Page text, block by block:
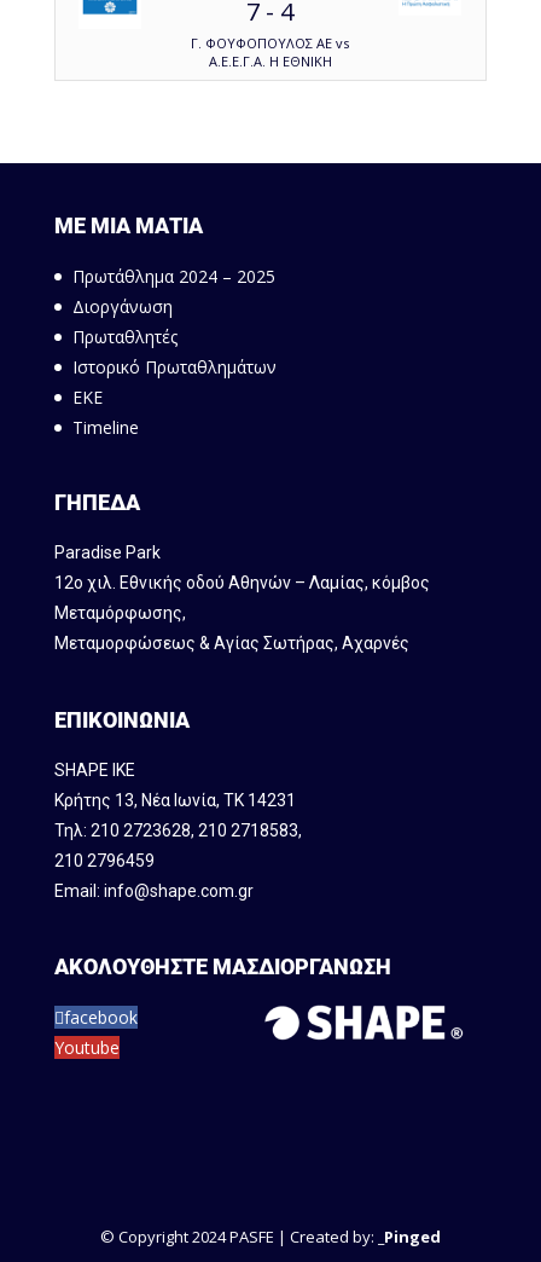
7 - 4
Γ. ΦΟΥΦΟΠΟΥΛΟΣ ΑΕ vs
Α.Ε.Ε.Γ.Α. Η ΕΘΝΙΚΗ
ΜΕ ΜΙΑ ΜΑΤΙΑ
Πρωτάθλημα 2024 – 2025
Διοργάνωση
Πρωταθλητές
Ιστορικό Πρωταθλημάτων
ΕΚΕ
Timeline
ΓΗΠΕΔΑ
Paradise Park
12ο χιλ. Εθνικής οδού Αθηνών – Λαμίας, κόμβος
Mεταμόρφωσης,
Μεταμορφώσεως & Αγίας Σωτήρας, Αχαρνές
ΕΠΙΚΟΙΝΩΝΙΑ
SHAPE IKE
Κρήτης 13, Νέα Ιωνία, ΤΚ 14231
Τηλ: 210 2723628, 210 2718583,
210 2796459
Email: info@shape.com.gr
ΑΚΟΛΟΥΘΗΣΤΕ ΜΑΣ
facebook
Youtube
ΔΙΟΡΓΑΝΩΣΗ
© Copyright 2024 PASFE | Created by: _Pinged